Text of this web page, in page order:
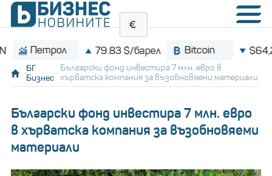
Петрол 79.83 $/барел Bitcoin $64,210.0
БГ
Бизнес
Български фонд инвестира 7 млн. евро в
хърватска компания за възобновяеми материали
Български фонд инвестира 7 млн. евро
в хърватска компания за възобновяеми
материали